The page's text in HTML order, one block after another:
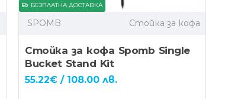
БЕЗПЛАТНА ДОСТАВКА
SPOMB Стойка за кофа
Стойка за кофа Spomb Single
Bucket Stand Kit
55.22€ / 108.00 лв.